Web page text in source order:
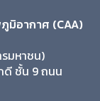
มิอากาศ (CAA)
รมหาชน)
ดี ชั้น 9 ถนน